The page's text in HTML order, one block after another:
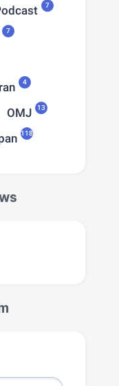
7
7
4
OMJ 13
118